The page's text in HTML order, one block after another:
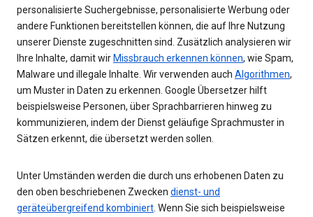
personalisierte Suchergebnisse, personalisierte Werbung oder
andere Funktionen bereitstellen können, die auf Ihre Nutzung
unserer Dienste zugeschnitten sind. Zusätzlich analysieren wir
Ihre Inhalte, damit wir Missbrauch erkennen können, wie Spam,
Malware und illegale Inhalte. Wir verwenden auch Algorithmen,
um Muster in Daten zu erkennen. Google Übersetzer hilft
beispielsweise Personen, über Sprachbarrieren hinweg zu
kommunizieren, indem der Dienst geläufige Sprachmuster in
Sätzen erkennt, die übersetzt werden sollen.
Unter Umständen werden die durch uns erhobenen Daten zu
den oben beschriebenen Zwecken dienst- und
geräteübergreifend kombiniert . Wenn Sie sich beispielsweise